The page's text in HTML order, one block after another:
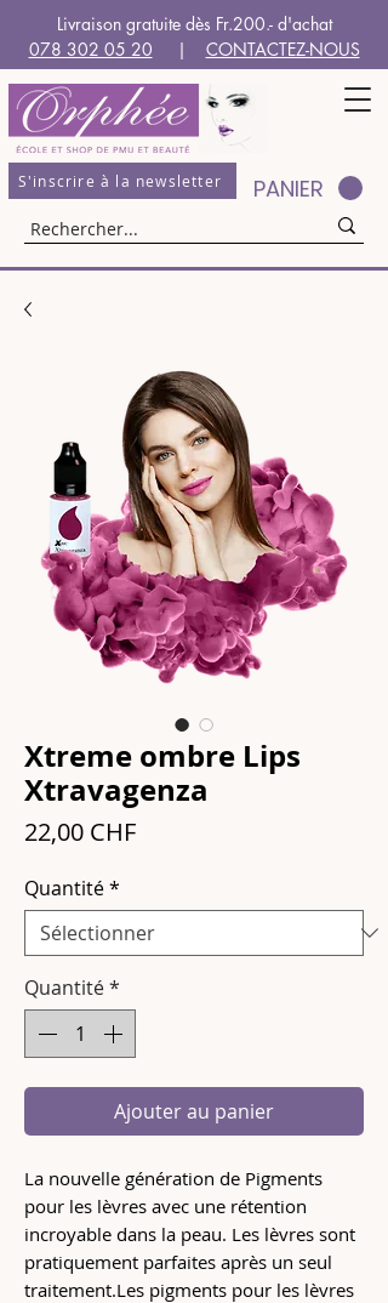
Livraison gratuite dès Fr.200.- d'achat
078 302 05 20 | CONTACTEZ-NOUS
S'inscrire à la newsletter PANIER
Xtreme ombre Lips
Xtravagenza
22,00 CHFPrix
Quantité*
Quantité*
Ajouter au panier
La nouvelle génération de Pigments
pour les lèvres avec une rétention
incroyable dans la peau. Les lèvres sont
pratiquement parfaites après un seul
traitement.Les pigments pour les lèvres